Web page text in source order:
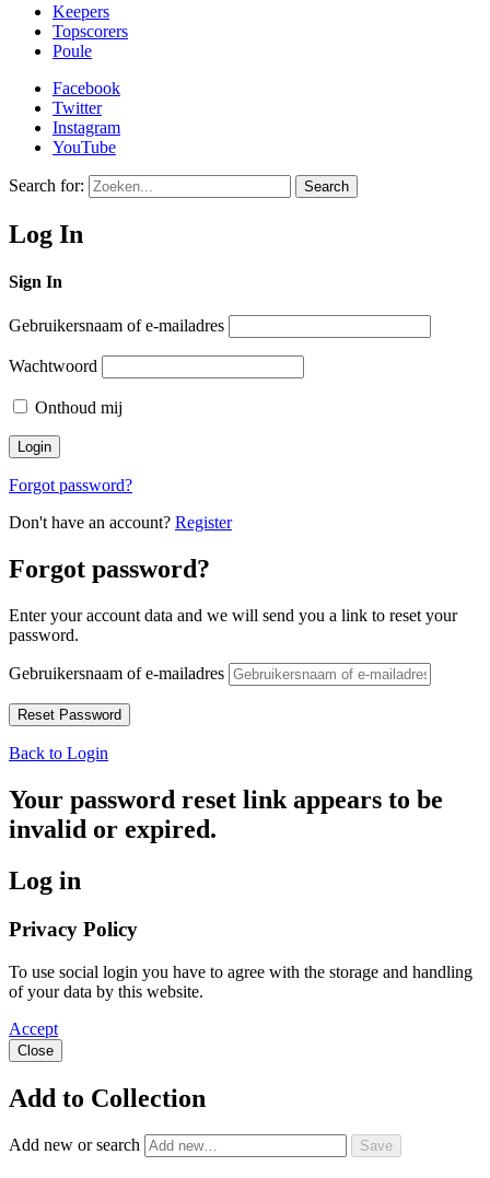
Keepers
Topscorers
Poule
Facebook
Twitter
Instagram
YouTube
Search for: Search
Log In
Sign In
Gebruikersnaam of e-mailadres
Wachtwoord
Onthoud mij
Forgot password?
Don't have an account? Register
Forgot password?
Enter your account data and we will send you a link to reset your
password.
Gebruikersnaam of e-mailadres
Back to Login
Your password reset link appears to be
invalid or expired.
Log in
Privacy Policy
To use social login you have to agree with the storage and handling
of your data by this website.
Accept
Close
Add to Collection
Add new or search